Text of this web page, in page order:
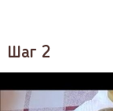
Шаг 2